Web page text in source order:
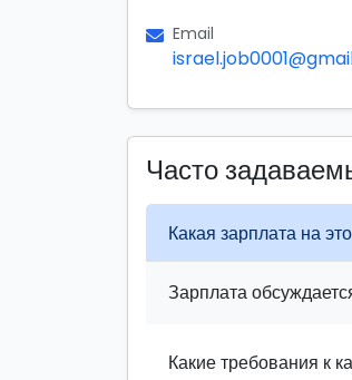
Email
Часто
Какая зарплата на
Зарплата
Какие требования к